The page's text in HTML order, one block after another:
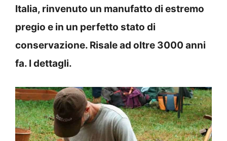
Italia, rinvenuto un manufatto di estremo
pregio e in un perfetto stato di
conservazione. Risale ad oltre 3000 anni
fa. I dettagli.